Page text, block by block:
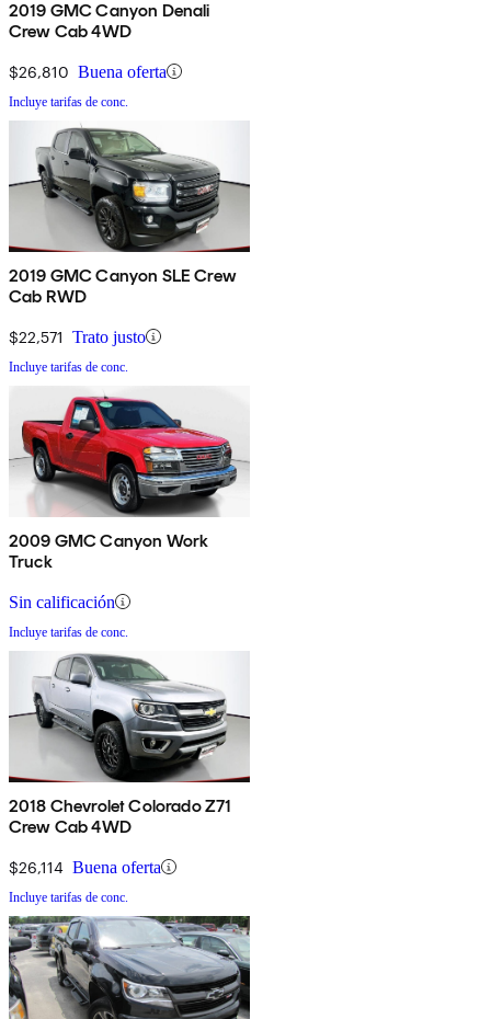
2019 GMC Canyon Denali
Crew Cab 4WD
$26,810 Buena oferta
Incluye tarifas de conc.
2019 GMC Canyon SLE Crew
Cab RWD
$22,571 Trato justo
Incluye tarifas de conc.
2009 GMC Canyon Work
Truck
Sin calificación
Incluye tarifas de conc.
2018 Chevrolet Colorado Z71
Crew Cab 4WD
$26,114 Buena oferta
Incluye tarifas de conc.